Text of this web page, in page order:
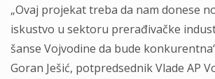
„Ovaj projekat treba da nam donese
iskustvo u sektoru prerađivačke
šanse Vojvodine da bude
Goran Ješić, potpredsednik Vlade AP